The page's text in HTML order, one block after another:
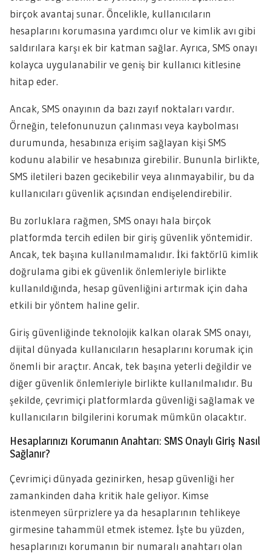
birçok avantaj sunar. Öncelikle, kullanıcıların
hesaplarını korumasına yardımcı olur ve kimlik avı gibi
saldırılara karşı ek bir katman sağlar. Ayrıca, SMS onayı
kolayca uygulanabilir ve geniş bir kullanıcı kitlesine
hitap eder.
Ancak, SMS onayının da bazı zayıf noktaları vardır.
Örneğin, telefonunuzun çalınması veya kaybolması
durumunda, hesabınıza erişim sağlayan kişi SMS
kodunu alabilir ve hesabınıza girebilir. Bununla birlikte,
SMS iletileri bazen gecikebilir veya alınmayabilir, bu da
kullanıcıları güvenlik açısından endişelendirebilir.
Bu zorluklara rağmen, SMS onayı hala birçok
platformda tercih edilen bir giriş güvenlik yöntemidir.
Ancak, tek başına kullanılmamalıdır. İki faktörlü kimlik
doğrulama gibi ek güvenlik önlemleriyle birlikte
kullanıldığında, hesap güvenliğini artırmak için daha
etkili bir yöntem haline gelir.
Giriş güvenliğinde teknolojik kalkan olarak SMS onayı,
dijital dünyada kullanıcıların hesaplarını korumak için
önemli bir araçtır. Ancak, tek başına yeterli değildir ve
diğer güvenlik önlemleriyle birlikte kullanılmalıdır. Bu
şekilde, çevrimiçi platformlarda güvenliği sağlamak ve
kullanıcıların bilgilerini korumak mümkün olacaktır.
Hesaplarınızı Korumanın Anahtarı: SMS Onaylı Giriş Nasıl
Sağlanır?
Çevrimiçi dünyada gezinirken, hesap güvenliği her
zamankinden daha kritik hale geliyor. Kimse
istenmeyen sürprizlere ya da hesaplarının tehlikeye
girmesine tahammül etmek istemez. İşte bu yüzden,
hesaplarınızı korumanın bir numaralı anahtarı olan